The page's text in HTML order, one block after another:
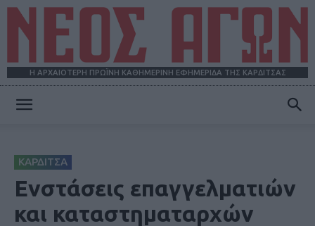
Η ΑΡΧΑΙΟΤΕΡΗ ΠΡΩΪΝΗ ΚΑΘΗΜΕΡΙΝΗ ΕΦΗΜΕΡΙΔΑ ΤΗΣ ΚΑΡΔΙΤΣΑΣ
ΚΑΡΔΙΤΣΑ
Ενστάσεις επαγγελματιών
και καταστηματαρχών